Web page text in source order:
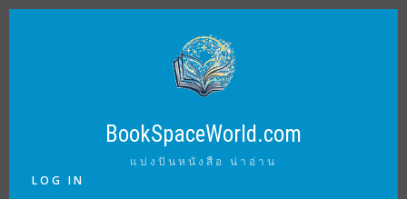
Skip
BookSpaceWorld.com
แบ่งปันหนังสือ น่าอ่าน
USER
LOG IN